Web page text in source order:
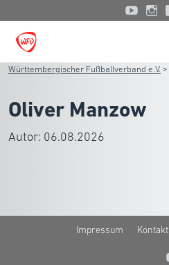
Württembergischer Fußballverband e.V. >
Oliver Manzow
Autor: 06.08.2026
Impressum Kontakt